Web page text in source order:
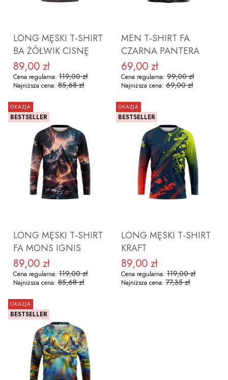
LONG MĘSKI T-SHIRT
BA ŻÓŁWIK CISNĘ
Cena promocyjna
89,00 zł
Cena regularna: 119,00 zł
Najniższa cena: 85,68 zł
ZOBACZ PRODUKT
MEN T-SHIRT FA
CZARNA PANTERA
Cena promocyjna
69,00 zł
Cena regularna: 99,00 zł
Najniższa cena: 69,00 zł
ZOBACZ PRODUKT
OKAZJA
BESTSELLER
LONG MĘSKI T-SHIRT
FA MONS IGNIS
Cena promocyjna
89,00 zł
Cena regularna: 119,00 zł
Najniższa cena: 85,68 zł
OKAZJA
BESTSELLER
LONG MĘSKI T-SHIRT
KRAFT
Cena promocyjna
89,00 zł
Cena regularna: 119,00 zł
Najniższa cena: 77,35 zł
OKAZJA
BESTSELLER